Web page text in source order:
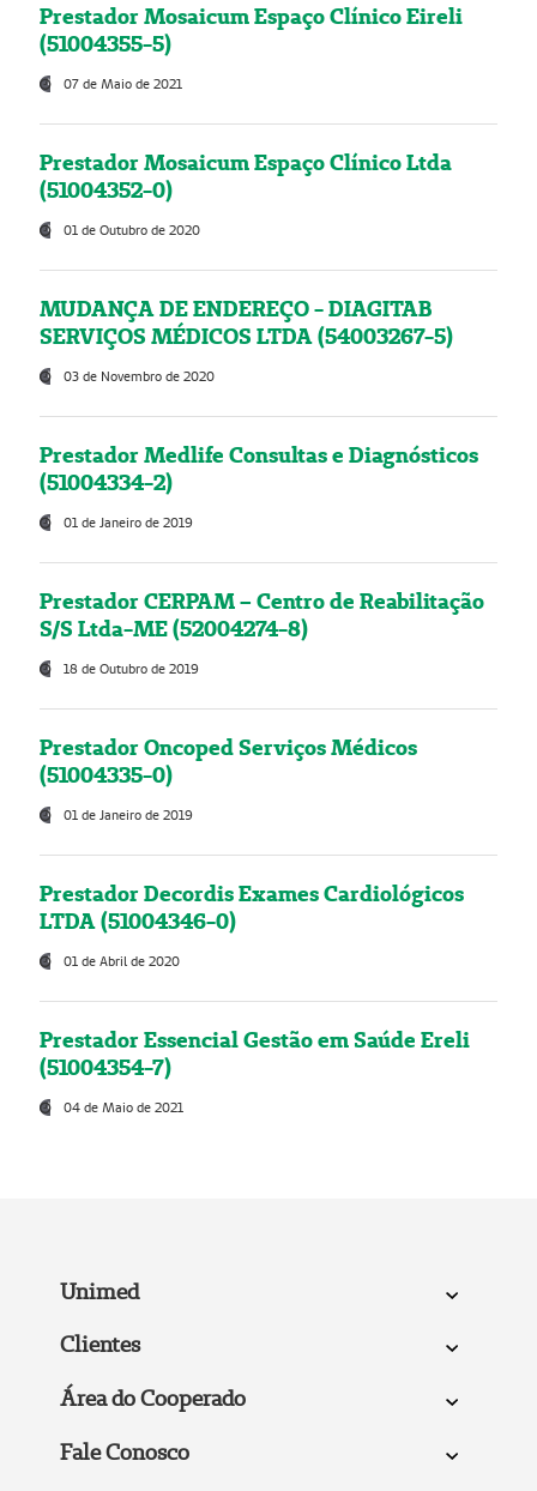
Prestador Mosaicum Espaço Clínico Eireli
(51004355-5)
07 de Maio de 2021
Prestador Mosaicum Espaço Clínico Ltda
(51004352-0)
01 de Outubro de 2020
MUDANÇA DE ENDEREÇO - DIAGITAB
SERVIÇOS MÉDICOS LTDA (54003267-5)
03 de Novembro de 2020
Prestador Medlife Consultas e Diagnósticos
(51004334-2)
01 de Janeiro de 2019
Prestador CERPAM – Centro de Reabilitação
S/S Ltda-ME (52004274-8)
18 de Outubro de 2019
Prestador Oncoped Serviços Médicos
(51004335-0)
01 de Janeiro de 2019
Prestador Decordis Exames Cardiológicos
LTDA (51004346-0)
01 de Abril de 2020
Prestador Essencial Gestão em Saúde Ereli
(51004354-7)
04 de Maio de 2021
Unimed
Clientes
Área do Cooperado
Fale Conosco